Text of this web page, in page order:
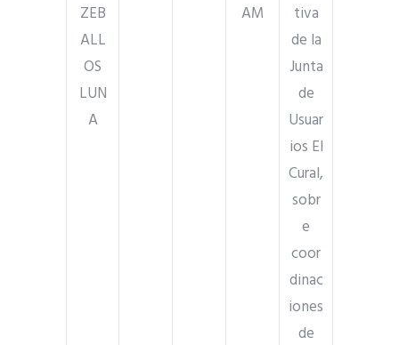
ZEB
ALL
OS
LUN
A
AM
tiva
de la
Junta
de
Usuar
ios El
Cural,
sobr
e
coor
dinac
iones
de